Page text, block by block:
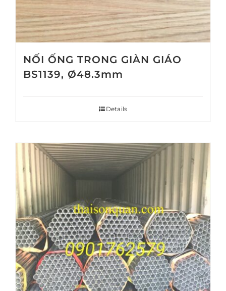
NỐI ỐNG TRONG GIÀN GIÁO
BS1139, Ø48.3mm
Details